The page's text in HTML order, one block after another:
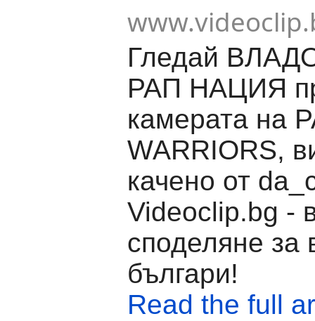
Гледай
РАП НАЦИЯ
камерата на
WARRIORS,
качено от
Videoclip.bg -
споделяне за
българи!
Read the full